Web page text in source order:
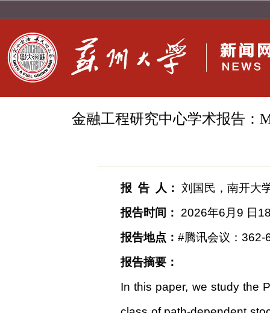
金融工程研究中心学术报告：
报 告 人： 刘国民，南开大
报告时间：
2026年6 月 9 日
报告地点： #腾讯会议： 362-
报告摘要：
In this paper, we study the